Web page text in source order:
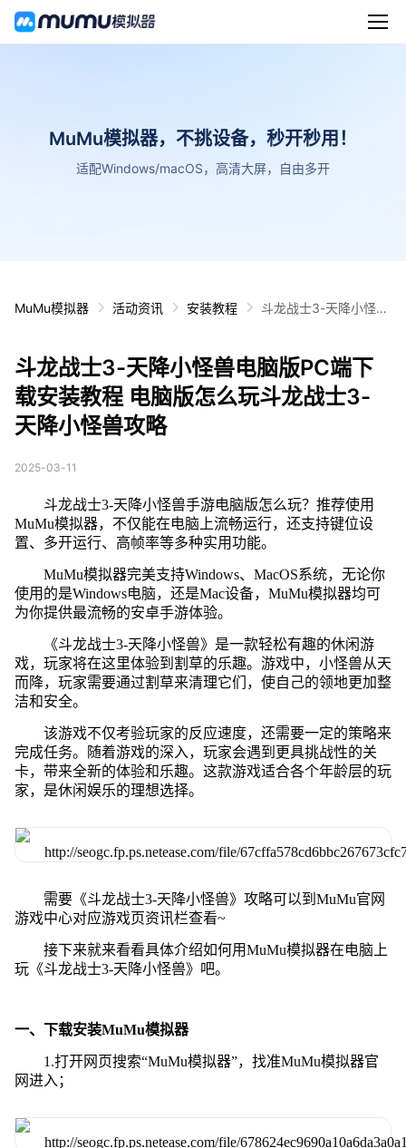
MuMu模拟器，不挑设备，秒开秒用！
适配Windows/macOS，高清大屏，自由多开
MuMu模拟器 活动资讯 安装教程
斗龙战士3-天降小怪兽
战士3-天降小怪兽攻略
斗龙战士3-天降小怪兽电脑版PC端下
载安装教程 电脑版怎么玩斗龙战士3-
天降小怪兽攻略
2025-03-11
斗龙战士3-天降小怪兽手游电脑版怎么玩？推荐使用
MuMu模拟器，不仅能在电脑上流畅运行，还支持键位设
置、多开运行、高帧率等多种实用功能。
MuMu模拟器完美支持Windows、MacOS系统，无论你
使用的是Windows电脑，还是Mac设备，MuMu模拟器均可
为你提供最流畅的安卓手游体验。
《斗龙战士3-天降小怪兽》是一款轻松有趣的休闲游
戏，玩家将在这里体验到割草的乐趣。游戏中，小怪兽从天
而降，玩家需要通过割草来清理它们，使自己的领地更加整
洁和安全。
该游戏不仅考验玩家的反应速度，还需要一定的策略来
完成任务。随着游戏的深入，玩家会遇到更具挑战性的关
卡，带来全新的体验和乐趣。这款游戏适合各个年龄层的玩
家，是休闲娱乐的理想选择。
需要《斗龙战士3-天降小怪兽》攻略可以到MuMu官网
游戏中心对应游戏页资讯栏查看~
接下来就来看看具体介绍如何用MuMu模拟器在电脑上
玩《斗龙战士3-天降小怪兽》吧。
一、下载安装MuMu模拟器
1.打开网页搜索“MuMu模拟器”，找准MuMu模拟器官
网进入；